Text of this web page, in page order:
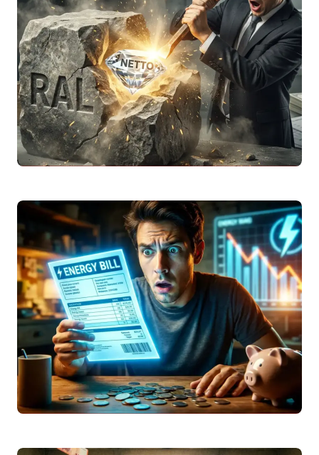
come calcolare l’impatto sul tuo stipendio
netto…
Leggi articolo
Valori da 15.000 a 70.000 Euro
Scopri la tabella completa dellostipendio
netto2026 da lordo (RAL). Confronto
settore privato e pubblico, calcolo IRPEFe
simulatore…
Leggi articolo